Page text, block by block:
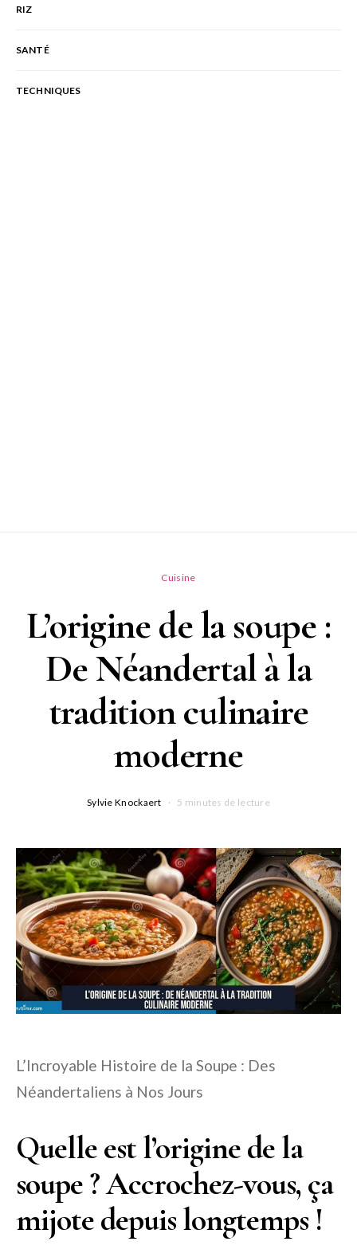
RIZ
SANTÉ
TECHNIQUES
Cuisine
L’origine de la soupe :
De Néandertal à la
tradition culinaire
moderne
Sylvie Knockaert 5 minutes de lecture
L’Incroyable Histoire de la Soupe : Des
Néandertaliens à Nos Jours
Quelle est l’origine de la
soupe ? Accrochez-vous, ça
mijote depuis longtemps !